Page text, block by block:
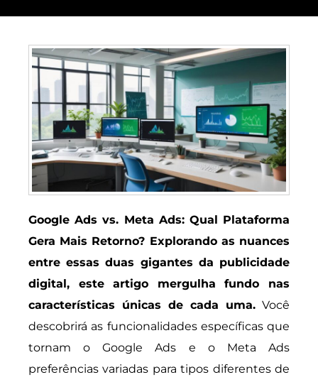
Google Ads vs. Meta Ads: Qual Plataforma
Gera Mais Retorno? Explorando as nuances
entre essas duas gigantes da publicidade
digital, este artigo mergulha fundo nas
características únicas de cada uma. Você
descobrirá as funcionalidades específicas que
tornam o Google Ads e o Meta Ads
preferências variadas para tipos diferentes de